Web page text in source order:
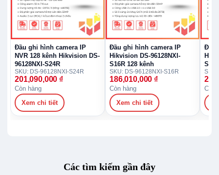
Đầu ghi hình camera IP
NVR 128 kênh Hikvision DS-
96128NXI-S24R
SKU: DS-96128NXI-S24R
201,090,000 ₫
Còn hàng
Xem chi tiết
Đầu ghi hình camera IP
Hikvision DS-96128NXI-
S16R 128 kênh
SKU: DS-96128NXI-S16R
186,010,000 ₫
Còn hàng
Xem chi tiết
Đầu
Còn
Các tìm kiếm gần đây